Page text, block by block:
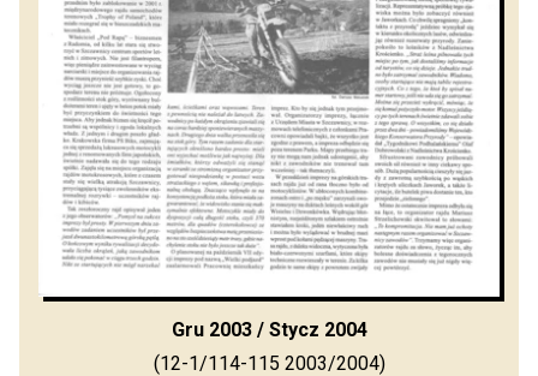
Gru 2003 / Stycz 2004
(12-1/114-115 2003/2004)